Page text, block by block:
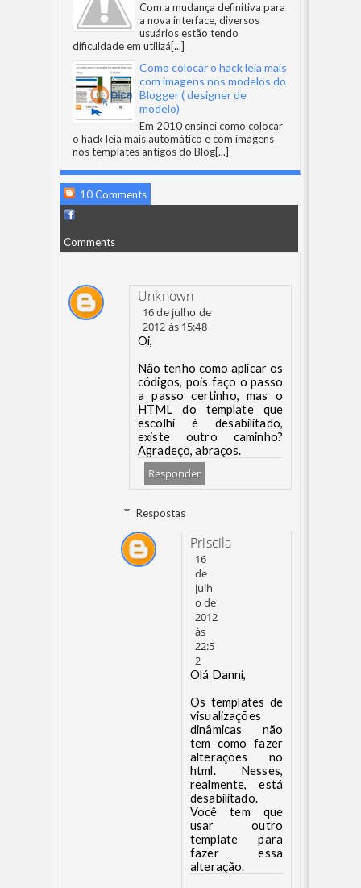
Com a mudança definitiva para
a nova interface, diversos
usuários estão tendo
dificuldade em utilizá[...]
Como colocar o hack leia mais
com imagens nos modelos do
Blogger ( designer de
modelo)
Em 2010 ensinei como colocar
o hack leia mais automático e com imagens
nos templates antigos do Blog[...]
10 Comments
Comments
Unknown
16 de julho de
2012 às 15:48
Oi,
Não tenho como aplicar os
códigos, pois faço o passo
a passo certinho, mas o
HTML do template que
escolhi é desabilitado,
existe outro caminho?
Agradeço, abraços.
Responder
Respostas
Priscila
16
de
julh
o de
2012
às
22:5
2
Olá Danni,
Os templates de
visualizações
dinâmicas não
tem como fazer
alterações no
html. Nesses,
realmente, está
desabilitado.
Você tem que
usar outro
template para
fazer essa
alteração.